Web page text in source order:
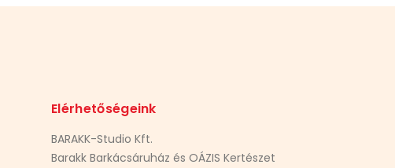
Elérhetőségeink
BARAKK-Studio Kft.
Barakk Barkácsáruház és OÁZIS Kertészet